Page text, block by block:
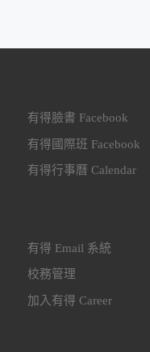
有得臉書 Facebook
有得國際班 Facebook
有得行事曆 Calendar
有得 Email 系統
校務管理
加入有得 Career